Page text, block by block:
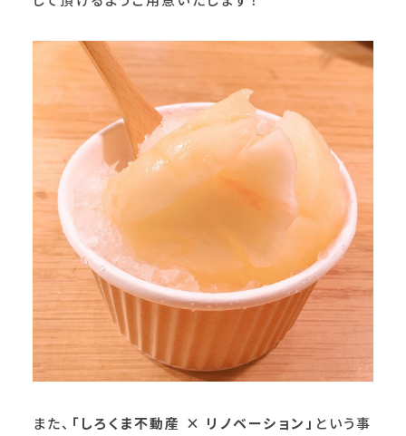
また、 「しろくま不動産 × リノベーション」 という事